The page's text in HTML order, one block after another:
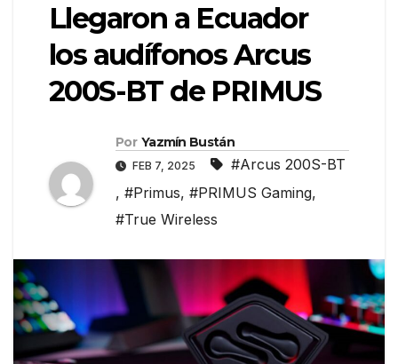
Llegaron a Ecuador
los audífonos Arcus
200S-BT de PRIMUS
Por Yazmín Bustán
FEB 7, 2025
#Arcus 200S-BT
, #Primus, #PRIMUS Gaming,
#True Wireless